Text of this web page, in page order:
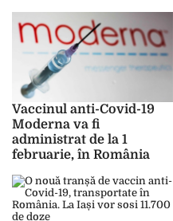
Vaccinul anti-Covid-19
Moderna va fi
administrat de la 1
februarie, în România